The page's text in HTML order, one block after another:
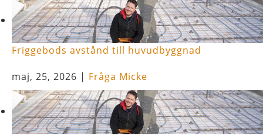
Friggebods avstånd till huvudbyggnad
maj, 25, 2026 | Fråga Micke